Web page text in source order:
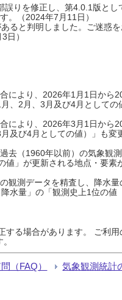
りを修正し、第4.0.1版と
。（2024年7月11日）
ると判明しました。ご迷惑
日）
により、2026年1月1日から
、2月、3月及び4月としての
により、2026年3月1日から
及び4月としての値）」も
去（1960年以前）の気象観
」が更新される地点・要素
観測データを精査し、降水
水量」の「観測史上1位の
る場合があります。 ご利
（FAQ） 気象観測統計